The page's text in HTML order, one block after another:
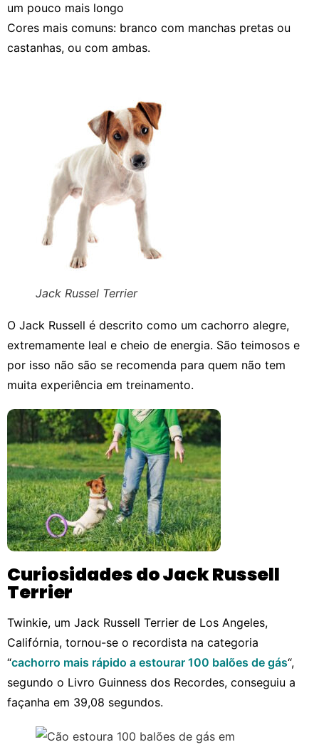
um pouco mais longo
Cores mais comuns: branco com manchas pretas ou
castanhas, ou com ambas.
Jack Russel Terrier
O Jack Russell é descrito como um cachorro alegre,
extremamente leal e cheio de energia. São teimosos e
por isso não são se recomenda para quem não tem
muita experiência em treinamento.
Curiosidades do Jack Russell
Terrier
Twinkie, um Jack Russell Terrier de Los Angeles,
Califórnia, tornou-se o recordista na categoria
“cachorro mais rápido a estourar 100 balões de gás“,
segundo o Livro Guinness dos Recordes, conseguiu a
façanha em 39,08 segundos.